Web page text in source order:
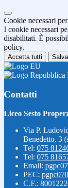
Cookie necessari
I cookie necessari
disabilitati. È
policy.
Accetta tutti
Contatti
Liceo Sesto
Via P.
Benedetto, 3
Tel: 075
Tel: 075
Email:
PEC:
C.F.: